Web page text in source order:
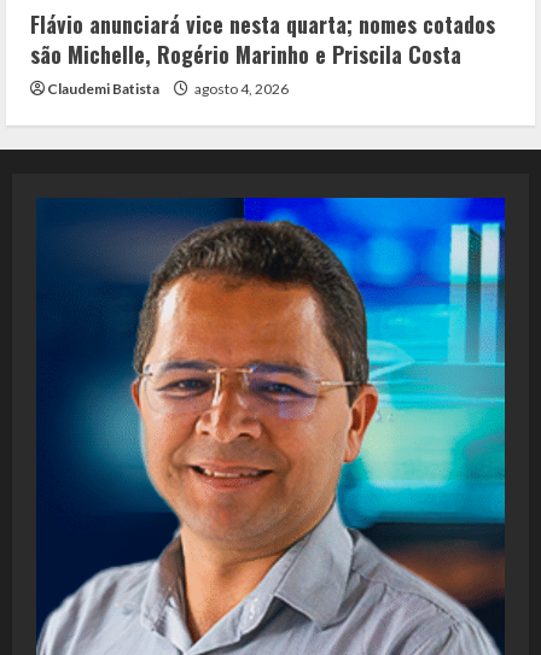
Flávio anunciará vice nesta quarta; nomes cotados
são Michelle, Rogério Marinho e Priscila Costa
Claudemi Batista agosto 4, 2026